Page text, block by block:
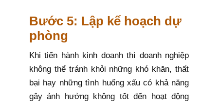
Bước 5: Lập kế hoạch dự
phòng
Khi tiến hành kinh doanh thì doanh nghiệp
không thể tránh khỏi những khó khăn, thất
bại hay những tình huống xấu có khả năng
gây ảnh hưởng không tốt đến hoạt động